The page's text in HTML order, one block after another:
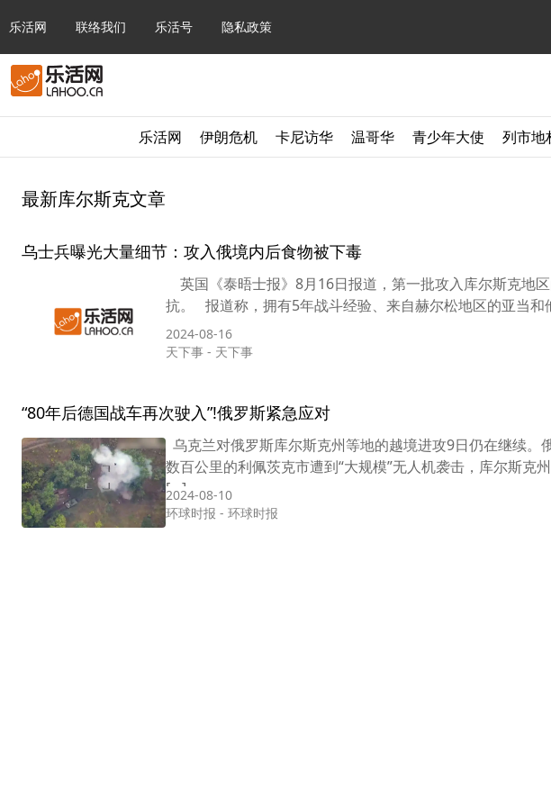
乐活网 联络我们 乐活号 隐私政策
乐活网 伊朗危机 卡尼访华 温哥华 青少年大使 列市地
最新库尔斯克文章
乌士兵曝光大量细节：攻入俄境内后食物被下毒
英国《泰晤士报》8月16日报道，第一批攻入库尔斯克地
抗。 报道称，拥有5年战斗经验、来自赫尔松地区的亚当
2024-08-16
天下事 - 天下事
“80年后德国战车再次驶入”!俄罗斯紧急应对
乌克兰对俄罗斯库尔斯克州等地的越境进攻9日仍在继续
数百公里的利佩茨克市遭到“大规模”无人机袭击，库尔斯克
[…]
2024-08-10
环球时报 - 环球时报